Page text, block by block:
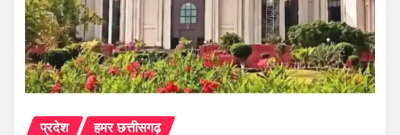
प्रदेश हमर छत्तीसगढ़